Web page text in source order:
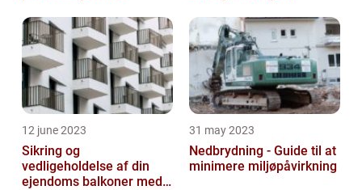
12 june 2023
Sikring og
vedligeholdelse af din
ejendoms balkoner med
31 may 2023
Nedbrydning - Guide til at
minimere miljøpåvirkning